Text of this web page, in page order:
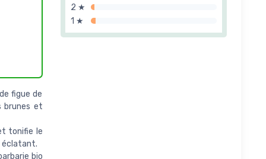
2 ★
1 ★
figue de
brunes et
tonifie le
éclatant.
bio